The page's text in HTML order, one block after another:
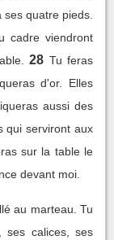
quatre pieds.
cadre viendront
28 Tu feras
d'or. Elles
aussi des
qui serviront aux
sur la table le
devant moi.
au marteau. Tu
ses calices, ses